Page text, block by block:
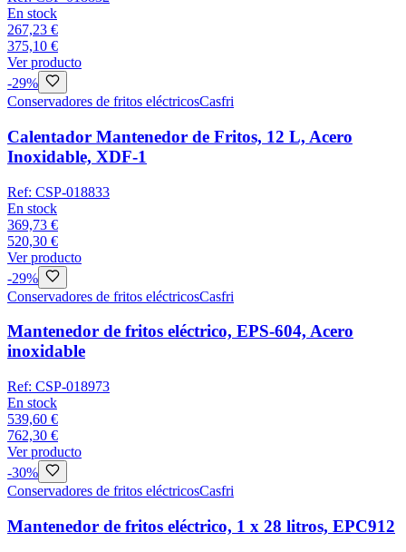
En stock
267,23 €
375,10 €
Ver producto
-29%
Conservadores de fritos eléctricosCasfri
Calentador Mantenedor de Fritos, 12 L, Acero
Inoxidable, XDF-1
Ref: CSP-018833
En stock
369,73 €
520,30 €
Ver producto
-29%
Conservadores de fritos eléctricosCasfri
Mantenedor de fritos eléctrico, EPS-604, Acero
inoxidable
Ref: CSP-018973
En stock
539,60 €
762,30 €
Ver producto
-30%
Conservadores de fritos eléctricosCasfri
Mantenedor de fritos eléctrico, 1 x 28 litros, EPC912